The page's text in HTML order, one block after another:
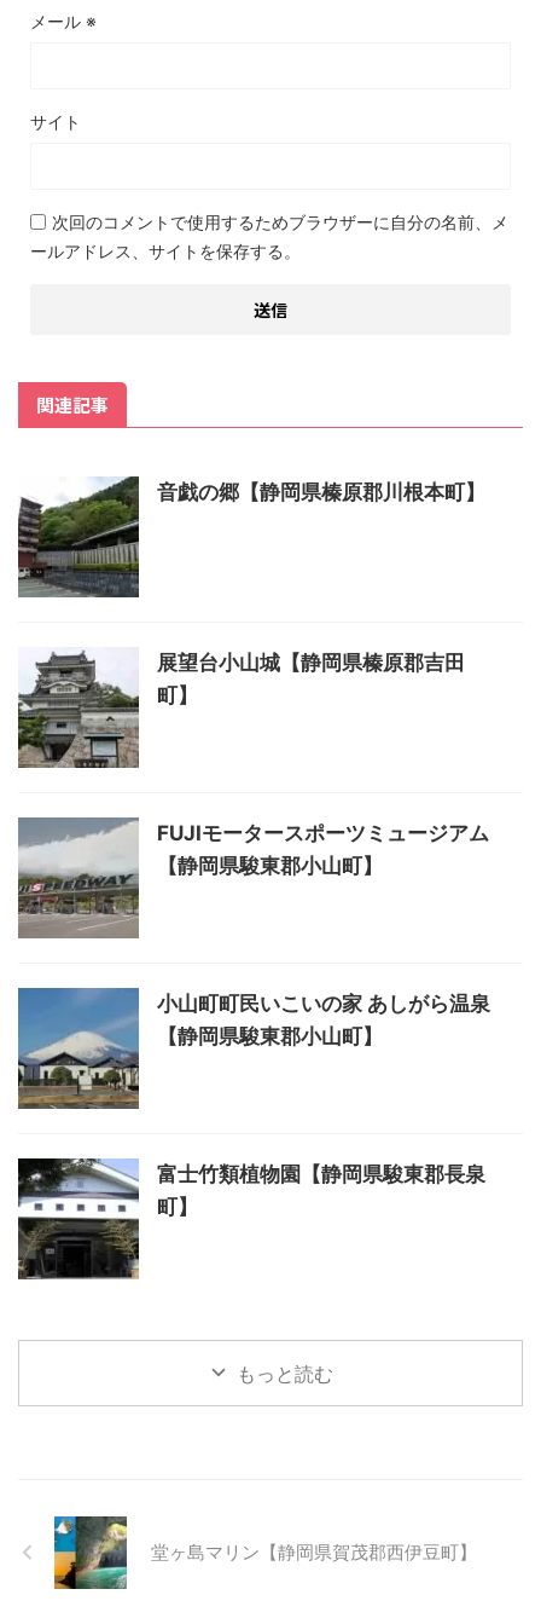
メール ※
サイト
次回のコメントで使用するためブラウザーに自分の名前、メ
ールアドレス、サイトを保存する。
関連記事
音戯の郷【静岡県榛原郡川根本町】
展望台小山城【静岡県榛原郡吉田
町】
FUJIモータースポーツミュージアム
【静岡県駿東郡小山町】
小山町町民いこいの家 あしがら温泉
【静岡県駿東郡小山町】
富士竹類植物園【静岡県駿東郡長泉
町】
もっと読む
堂ヶ島マリン【静岡県賀茂郡西伊豆町】